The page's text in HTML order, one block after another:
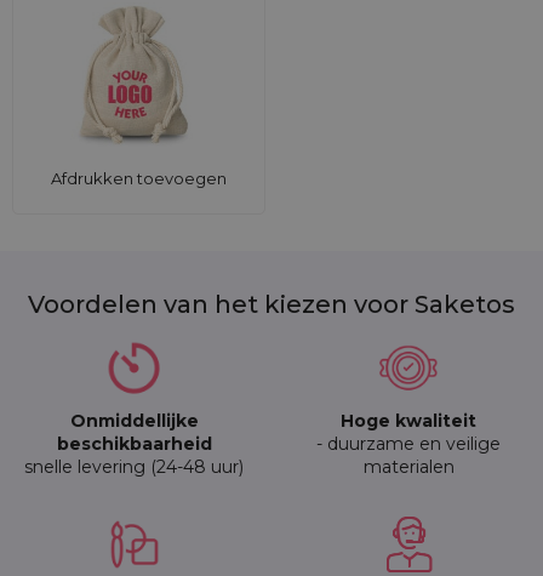
Afdrukken toevoegen
Voordelen van het kiezen voor Saketos
Onmiddellijke
beschikbaarheid
snelle levering (24-48 uur)
Hoge kwaliteit
- duurzame en veilige
materialen